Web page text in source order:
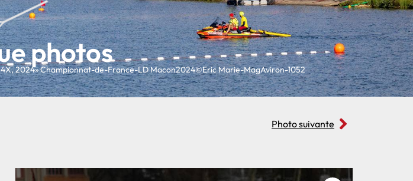
photos
,2024» Championnat-de-France-LD Macon2024©Eric Marie-MagAviron-1052
Photo suivante